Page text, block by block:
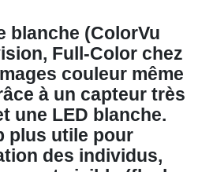
blanche (ColorVu
Full-Color chez
couleur même
à un capteur très
une LED blanche.
plus utile pour
des individus,